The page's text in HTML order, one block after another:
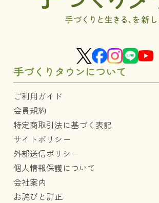
手づくりタウンについて
ご利用ガイド
会員規約
特定商取引法に基づく表記
サイトポリシー
外部送信ポリシー
個人情報保護について
会社案内
お詫びと訂正